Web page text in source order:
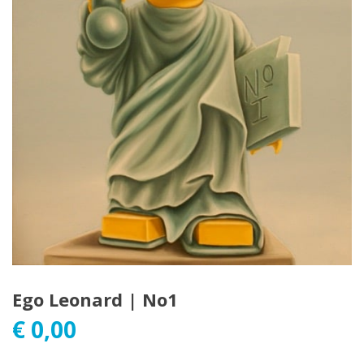
Ego Leonard | No1
€ 0,00